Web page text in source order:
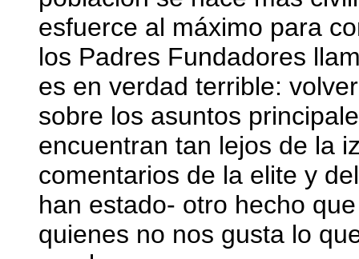
esfuerce al máximo para
los Padres Fundadores
es en verdad terrible:
sobre los asuntos
encuentran tan lejos de la
comentarios de la elite y
han estado- otro hecho
quienes no nos gusta lo